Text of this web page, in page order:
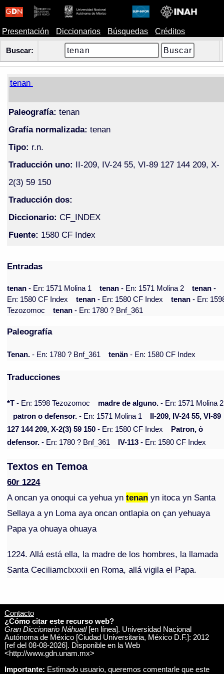
Presentación Diccionarios Búsquedas Créditos
Buscar:
tenan
Paleografía: tenan
Grafía normalizada: tenan
Tipo: r.n.
Traducción uno: II-209, IV-24 55, VI-89 127 144 209, X-
2(3) 59 150
Traducción dos:
Diccionario: CF_INDEX
Fuente: 1580 CF Index
Entradas
tenan- En: 1571 Molina 1 tenan- En: 1571 Molina 2 tenan-
En: 1580 CF Index
tenan- En: 1580 CF Index tenan- En:
Tezozomoc
tenan- En: 1780 ? Bnf_361
Paleografía
Tenan. - En: 1780 ? Bnf_361 tenän - En: 1580 CF Index
Traducciones
*T - En: 1598 Tezozomoc madre de alguno. - En: 1571 Molina 2
patron o defensor. - En: 1571 Molina 1
II-209, IV-24 55, VI-89
127 144 209, X-2(3) 59 150 - En: 1580 CF Index
Patron, ò
defensor. - En: 1780 ? Bnf_361 IV-113 - En: 1580 CF Index
Textos en Temoa
60r 1224
A oncan ya onoqui ca yehua yntenan yn itoca yn Santa
Sellaya a yn Loma aya oncan ontlapia on çan yehuaya
Papa ya ohuaya ohuaya
1224. Allá está ella, la madre de los hombres, la llamada
Santa Ceciliamclxxxii en Roma, allá vigila el Papa.
Contacto
¿Cómo citar este recurso web?
Gran Diccionario Náhuatl[en línea]. Universidad Nacional
Autónoma de México [Ciudad Universitaria, México D.F.]: 2012
[ref del 08-08-2026]. Disponible en la Web
<http://www.gdn.unam.mx>
Importante: Estimado usuario, queremos comentarle que este